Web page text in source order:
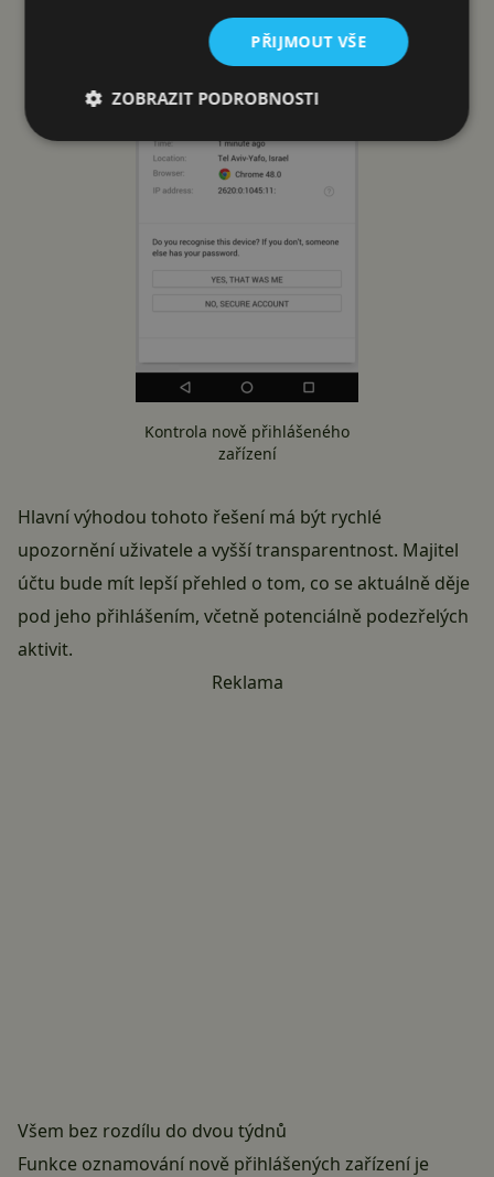
Kontrola nově přihlášeného
zařízení
Hlavní výhodou tohoto řešení má být rychlé
upozornění uživatele a vyšší transparentnost. Majitel
účtu bude mít lepší přehled o tom, co se aktuálně děje
pod jeho přihlášením, včetně potenciálně podezřelých
aktivit.
Reklama
Všem bez rozdílu do dvou týdnů
Funkce oznamování nově přihlášených zařízení je
PŘIJMOUT VŠE
ZOBRAZIT PODROBNOSTI